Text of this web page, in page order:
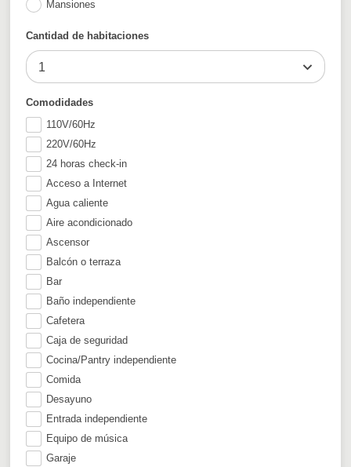
Mansiones
Cantidad de habitaciones
1
Comodidades
110V/60Hz
220V/60Hz
24 horas check-in
Acceso a Internet
Agua caliente
Aire acondicionado
Ascensor
Balcón o terraza
Bar
Baño independiente
Cafetera
Caja de seguridad
Cocina/Pantry independiente
Comida
Desayuno
Entrada independiente
Equipo de música
Garaje